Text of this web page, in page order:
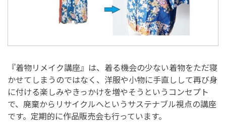
『着物リメイク講座』は、着る機会の少ない着物をただ寝
かせてしまうのではなく、洋服や小物に手直しして再び身
に付ける楽しみやきっかけを増やそうというコンセプト
で、廃棄からリサイクルへというサステナブル視点の講座
です。定期的に作品販売会も行っています。